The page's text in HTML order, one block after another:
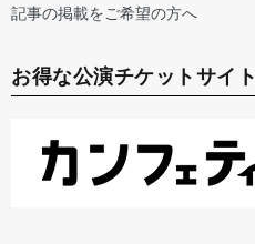
記事の掲載をご希望の方へ
お得な公演チケットサイト